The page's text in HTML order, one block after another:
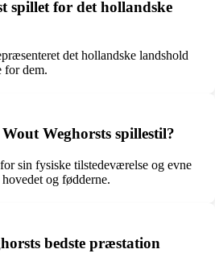
spillet for det hollandske
det hollandske landshold
for dem.
Weghorsts spillestil?
sin fysiske tilstedeværelse og evne
og fødderne.
bedste præstation